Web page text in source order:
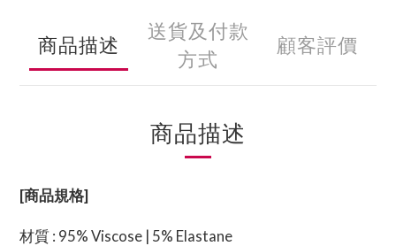
商品描述
送貨及付款
方式
顧客評價
商品描述
[商品規格]
材質 : 95% Viscose | 5% Elastane